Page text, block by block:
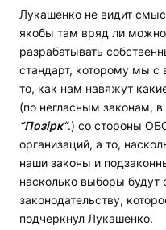
Лукашенко не видит
якобы там вряд ли можно
разрабатывать
стандарт, которому мы с
то, как нам навяжут
(по негласным законам,
“Позірк“.) со стороны
организаций, а то,
наши законы и
насколько выборы будут
законодательству,
подчеркнул Лукашенко.